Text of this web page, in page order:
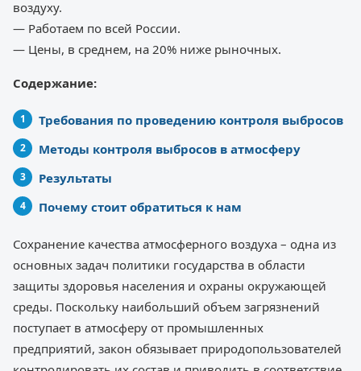
воздуху.
— Работаем по всей России.
— Цены, в среднем, на 20% ниже рыночных.
Содержание:
Требования по проведению контроля выбросов
Методы контроля выбросов в атмосферу
Результаты
Почему стоит обратиться к нам
Сохранение качества атмосферного воздуха – одна из
основных задач политики государства в области
защиты здоровья населения и охраны окружающей
среды. Поскольку наибольший объем загрязнений
поступает в атмосферу от промышленных
предприятий, закон обязывает природопользователей